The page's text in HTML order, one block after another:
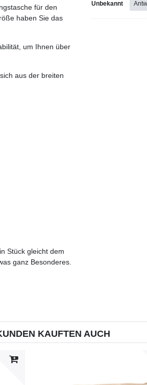
für den
haben Sie das
um Ihnen über
aus der breiten
Stück gleicht dem
ganz Besonderes.
Unbekannt
KAUFTEN AUCH